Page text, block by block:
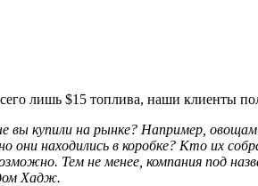
лишь $15 топлива, наши клиенты
вы купили на рынке? Например,
находились в коробке? Кто их
Тем не менее, компания под
Хадж.